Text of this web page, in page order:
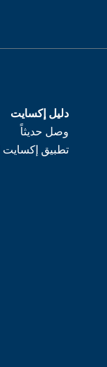
دليل إكسايت
وصل حديثاً
تطبيق إكسايت